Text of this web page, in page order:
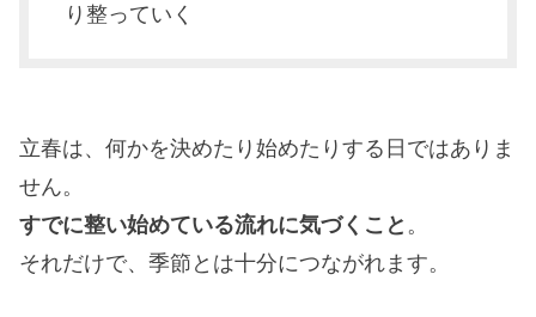
り整っていく
立春は、何かを決めたり始めたりする日ではありま
せん。
すでに整い始めている流れに気づくこと 。
それだけで、季節とは十分につながれます。